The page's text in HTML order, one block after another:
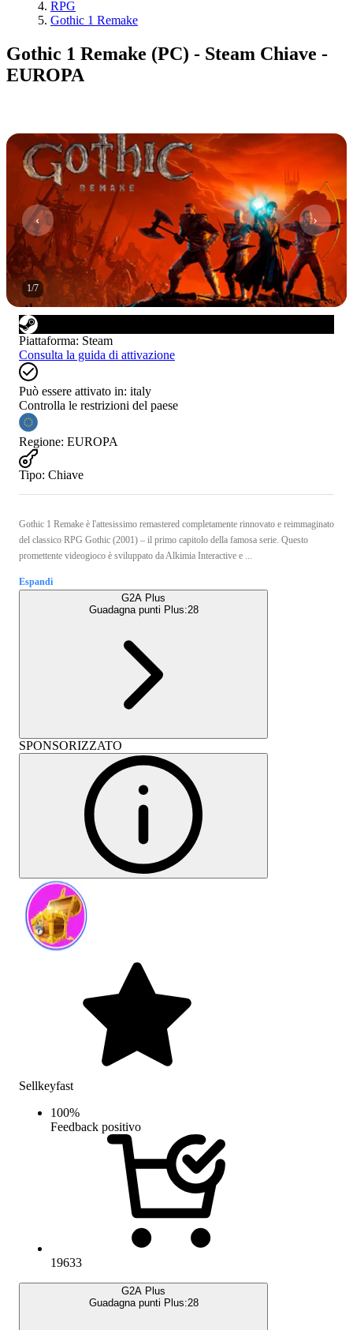
RPG
Gothic 1 Remake
Gothic 1 Remake (PC) - Steam Chiave -
EUROPA
1/7
Piattaforma: Steam
Consulta la guida di attivazione
Può essere attivato in: italy
Controlla le restrizioni del paese
Regione: EUROPA
Tipo: Chiave
Gothic 1 Remake è l'attesissimo remastered completamente rinnovato e reimmaginato
del classico RPG Gothic (2001) – il primo capitolo della famosa serie. Questo
promettente videogioco è sviluppato da Alkimia Interactive e ...
Espandi
G2A Plus
Guadagna punti Plus:28
SPONSORIZZATO
Sellkeyfast
100%
Feedback positivo
19633
G2A Plus
Guadagna punti Plus:28